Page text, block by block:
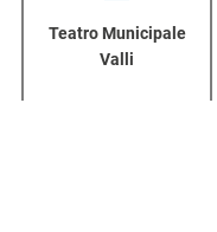
Teatro Municipale
Valli